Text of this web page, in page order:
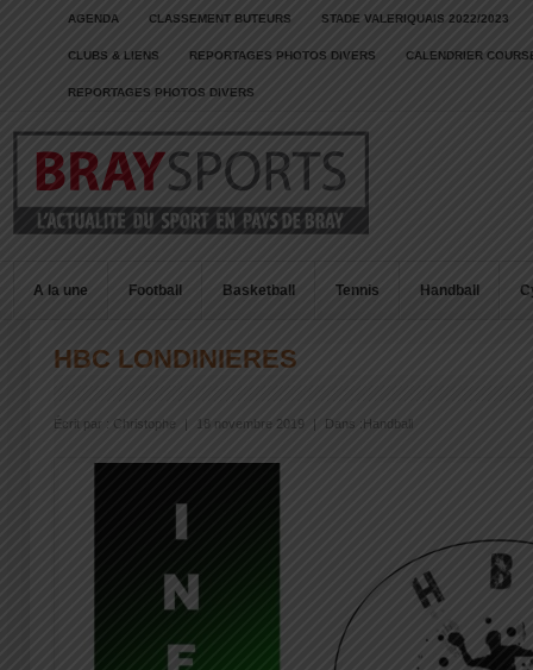
AGENDA CLASSEMENT BUTEURS STADE VALERIQUAIS 2022/2023
CLUBS & LIENS REPORTAGES PHOTOS DIVERS CALENDRIER
REPORTAGES PHOTOS DIVERS
A la une Football Basketball Tennis Handball
HBC LONDINIERES
Écrit par : Christophe 18 novembre 2019 Dans : Handball